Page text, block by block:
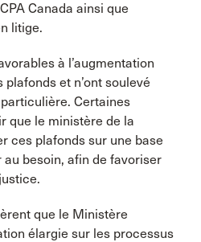
Canada ainsi que
litige.
à l’augmentation
et n’ont soulevé
Certaines
que le ministère de la
ces plafonds sur une base
besoin, afin de favoriser
que le Ministère
élargie sur les processus